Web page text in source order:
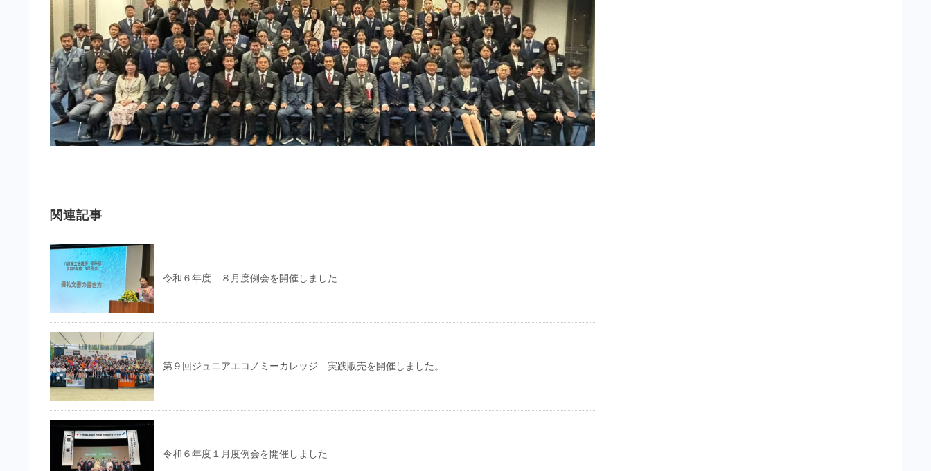
関連記事
令和６年度 ８月度例会を開催しました
第９回ジュニアエコノミーカレッジ 実践販売を開催しました。
令和６年度１月度例会を開催しました